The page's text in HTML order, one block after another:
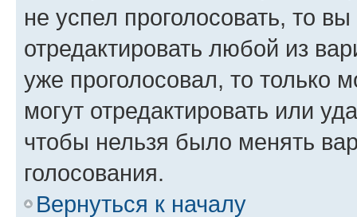
не успел проголосовать, то
отредактировать любой из
уже проголосовал, то только
могут отредактировать или
чтобы нельзя было менять
голосования.
Вернуться к началу